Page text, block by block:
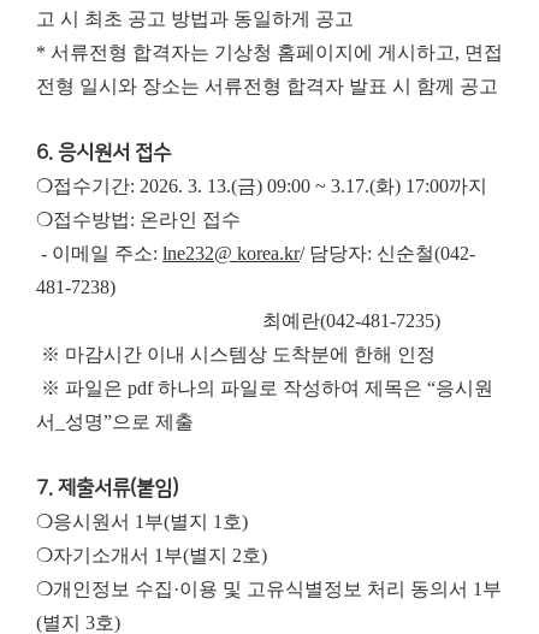
고 시 최초 공고 방법과 동일하게 공고
* 서류전형 합격자는 기상청 홈페이지에 게시하고, 면접
전형 일시와 장소는 서류전형 합격자 발표 시 함께 공고
6. 응시원서 접수
❍접수기간: 2026. 3. 13.(금) 09:00 ~ 3.17.(화) 17:00까지
❍접수방법: 온라인 접수
- 이메일 주소: lne232@ korea.kr/ 담당자: 신순철(042-
481-7238)
최예란(042-481-7235)
※ 마감시간 이내 시스템상 도착분에 한해 인정
※ 파일은 pdf 하나의 파일로 작성하여 제목은 “응시원
서_성명”으로 제출
7. 제출서류(붙임)
❍응시원서 1부(별지 1호)
❍자기소개서 1부(별지 2호)
❍개인정보 수집·이용 및 고유식별정보 처리 동의서 1부
(별지 3호)